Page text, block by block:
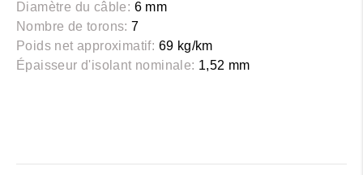
Diamètre du câble: 6 mm
Nombre de torons: 7
Poids net approximatif: 69 kg/km
Épaisseur d'isolant nominale: 1,52 mm